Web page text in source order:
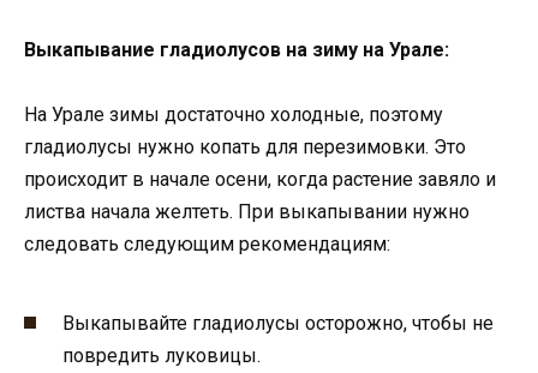
Выкапывание гладиолусов на зиму на Урале:
На Урале зимы достаточно холодные, поэтому
гладиолусы нужно копать для перезимовки. Это
происходит в начале осени, когда растение завяло и
листва начала желтеть. При выкапывании нужно
следовать следующим рекомендациям:
Выкапывайте гладиолусы осторожно, чтобы не
повредить луковицы.